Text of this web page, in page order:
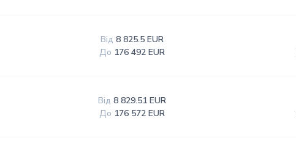
Від 8 825.5 EUR
До 176 492 EUR
Від 8 829.51 EUR
До 176 572 EUR